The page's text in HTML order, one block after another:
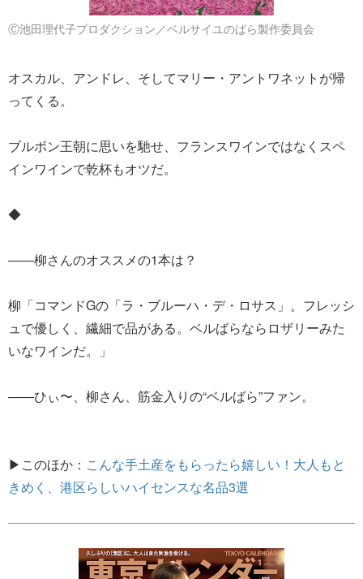
Ⓒ池田理代子プロダクション／ベルサイユのばら製作委員会
オスカル、アンドレ、そしてマリー・アントワネットが帰
ってくる。
ブルボン王朝に思いを馳せ、フランスワインではなくスペ
インワインで乾杯もオツだ。
◆
――柳さんのオススメの1本は？
柳「コマンドGの「ラ・ブルーハ・デ・ロサス」。フレッシ
ュで優しく、繊細で品がある。ベルばらならロザリーみた
いなワインだ。」
――ひぃ〜、柳さん、筋金入りの“ベルばら”ファン。
▶このほか： こんな手土産をもらったら嬉しい！大人もと
きめく、港区らしいハイセンスな名品3選